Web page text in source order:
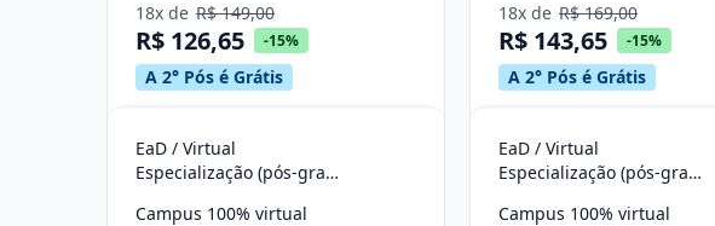
18x de R$ 149,00
R$ 126,65 -15%
A 2° Pós é Grátis
EaD / Virtual
Especialização (pós-graduação)
Campus 100% virtual
18x de R$ 169,00
R$ 143,65 -15%
A 2° Pós é Grátis
EaD / Virtual
Especialização (pós-graduação)
Campus 100% virtual